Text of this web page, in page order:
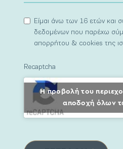
Είμαι άνω των 16 ετών και
δεδομένων που παρέχω
απορρήτου & cookies της
Recaptcha
Η προβολή του
αποδοχή όλων